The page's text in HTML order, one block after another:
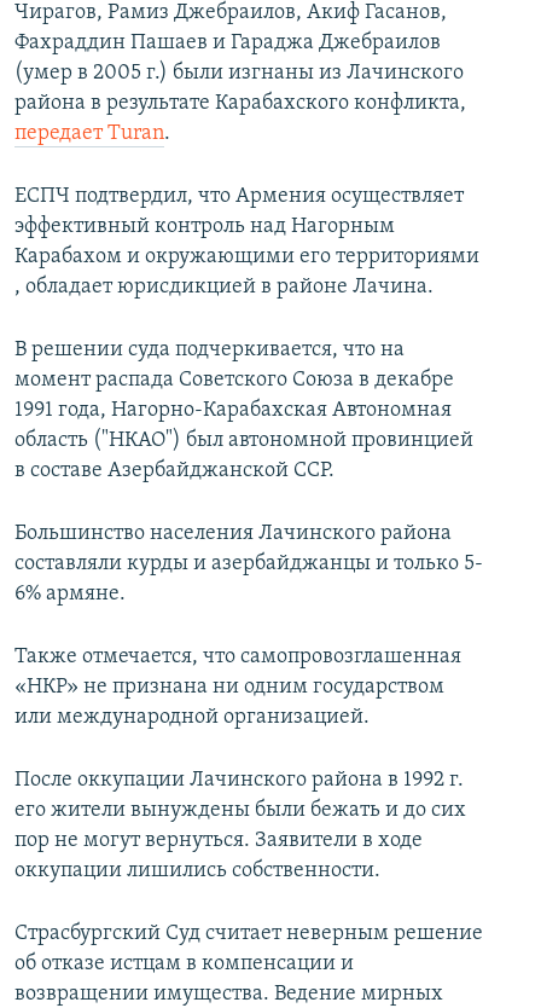
Чирагов, Рамиз Джебраилов, Акиф Гасанов,
Фахраддин Пашаев и Гараджа Джебраилов
(умер в 2005 г.) были изгнаны из Лачинского
района в результате Карабахского конфликта,
передает Turan.
ЕСПЧ подтвердил, что Армения осуществляет
эффективный контроль над Нагорным
Карабахом и окружающими его территориями
, обладает юрисдикцией в районе Лачина.
В решении суда подчеркивается, что на
момент распада Советского Союза в декабре
1991 года, Нагорно-Карабахская Автономная
область ("НКАО") был автономной провинцией
в составе Азербайджанской ССР.
Большинство населения Лачинского района
составляли курды и азербайджанцы и только 5-
6% армяне.
Также отмечается, что самопровозглашенная
«НКР» не признана ни одним государством
или международной организацией.
После оккупации Лачинского района в 1992 г.
его жители вынуждены были бежать и до сих
пор не могут вернуться. Заявители в ходе
оккупации лишились собственности.
Страсбургский Суд считает неверным решение
об отказе истцам в компенсации и
возвращении имущества. Ведение мирных